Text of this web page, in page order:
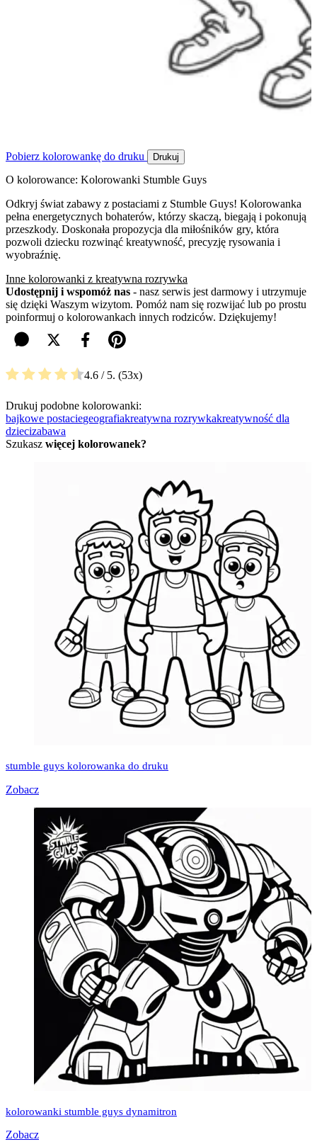
Pobierz kolorowankę do druku Drukuj
O kolorowance: Kolorowanki Stumble Guys
Odkryj świat zabawy z postaciami z Stumble Guys! Kolorowanka
pełna energetycznych bohaterów, którzy skaczą, biegają i pokonują
przeszkody. Doskonała propozycja dla miłośników gry, która
pozwoli dziecku rozwinąć kreatywność, precyzję rysowania i
wyobraźnię.
Inne kolorowanki z kreatywna rozrywka
Udostępnij i wspomóż nas - nasz serwis jest darmowy i utrzymuje
się dzięki Waszym wizytom. Pomóż nam się rozwijać lub po prostu
poinformuj o kolorowankach innych rodziców. Dziękujemy!
4.6 / 5. 53
Drukuj podobne kolorowanki:
bajkowe postaciegeografiakreatywna rozrywkakreatywność dla
dziecizabawa
Szukasz więcej kolorowanek?
stumble guys kolorowanka do druku
Zobacz
kolorowanki stumble guys dynamitron
Zobacz